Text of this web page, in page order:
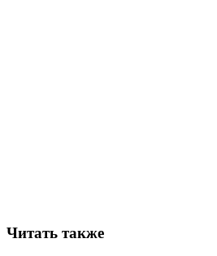
Читать также